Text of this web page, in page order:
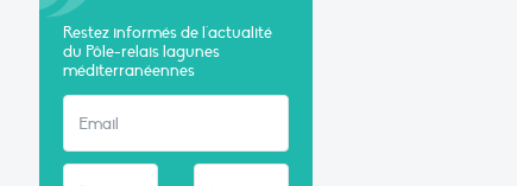
Restez informés de l'actualité
du Pôle-relais lagunes
méditerranéennes